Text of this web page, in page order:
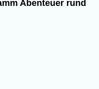
Abenteuer rund